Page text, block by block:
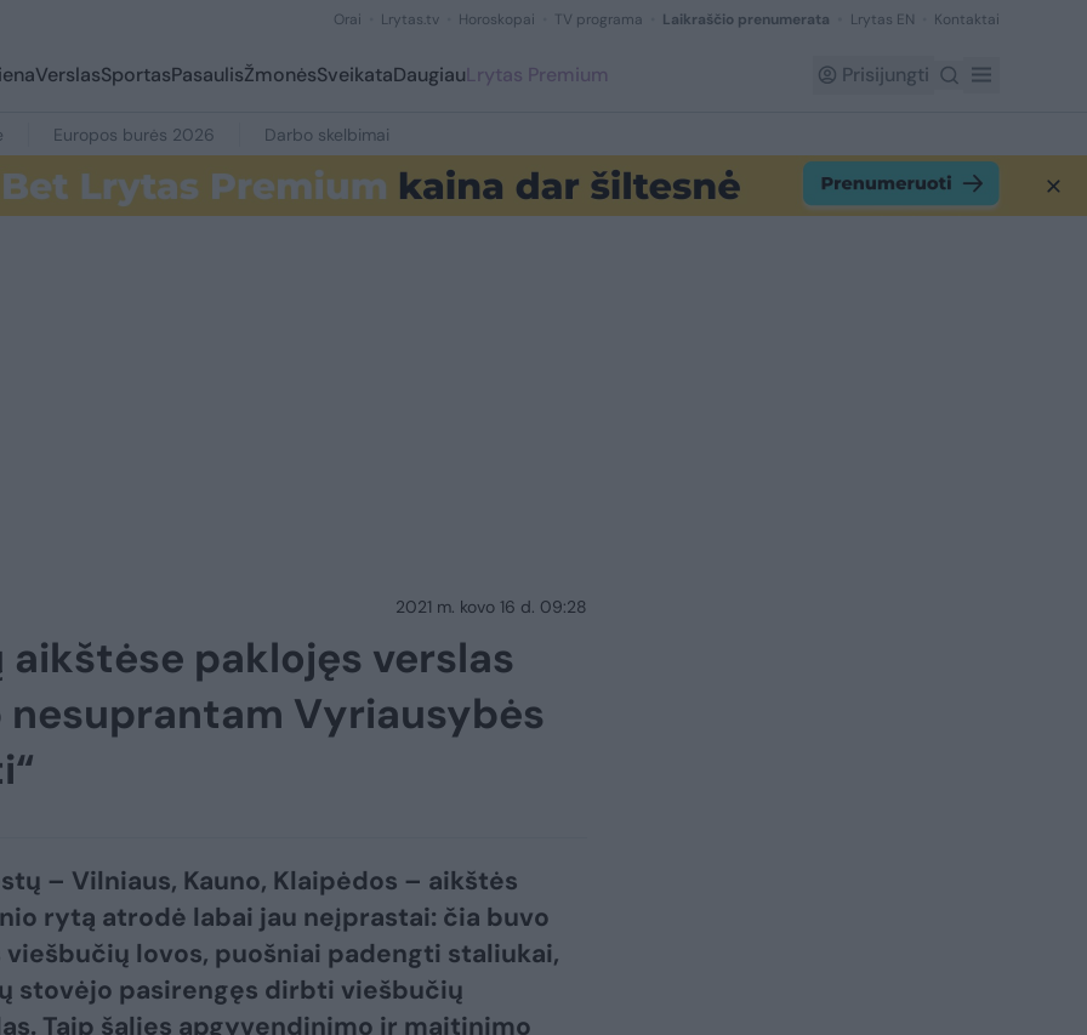
Orai Lrytas.tv Horoskopai TV programa Laikraščio prenumerata Lrytas EN Kontaktai
VerslasSportasPasaulisŽmonėsSveikataDaugiauLrytas Premium Prisijungti
Europos burės 2026 Darbo skelbimai
2021 m. kovo 16 d. 09:28
paklojęs verslas
Vyriausybės
– Vilniaus, Kauno, Klaipėdos – aikštės
rytą atrodė labai jau neįprastai: čia buvo
lovos, puošniai padengti staliukai,
stovėjo pasirengęs dirbti viešbučių
Taip šalies apgyvendinimo ir maitinimo